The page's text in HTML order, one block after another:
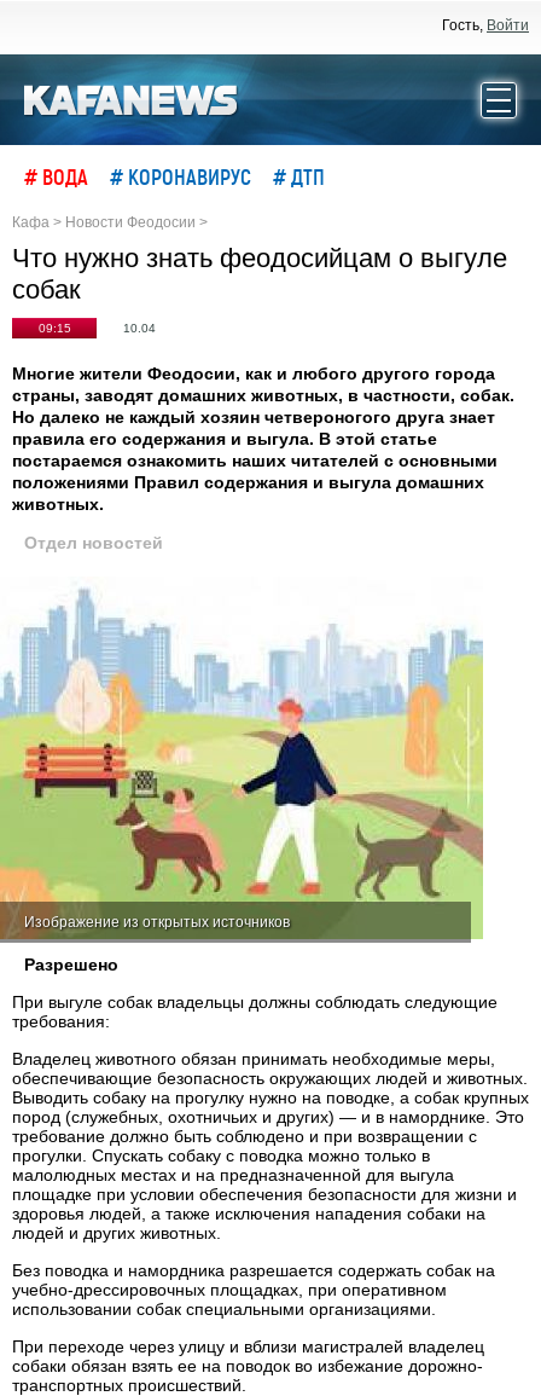
Гость, Войти
# ВОДА # КОРОНАВИРУС # ДТП
Кафа > Новости Феодосии >
Что нужно знать феодосийцам о выгуле
собак
09:15 10.04
Многие жители Феодосии, как и любого другого города
страны, заводят домашних животных, в частности, собак.
Но далеко не каждый хозяин четвероногого друга знает
правила его содержания и выгула. В этой статье
постараемся ознакомить наших читателей с основными
положениями Правил содержания и выгула домашних
животных.
Отдел новостей
Изображение из открытых источников
Разрешено
При выгуле собак владельцы должны соблюдать следующие
требования:
Владелец животного обязан принимать необходимые меры,
обеспечивающие безопасность окружающих людей и животных.
Выводить собаку на прогулку нужно на поводке, а собак крупных
пород (служебных, охотничьих и других) — и в наморднике. Это
требование должно быть соблюдено и при возвращении с
прогулки. Спускать собаку с поводка можно только в
малолюдных местах и на предназначенной для выгула
площадке при условии обеспечения безопасности для жизни и
здоровья людей, а также исключения нападения собаки на
людей и других животных.
Без поводка и намордника разрешается содержать собак на
учебно-дрессировочных площадках, при оперативном
использовании собак специальными организациями.
При переходе через улицу и вблизи магистралей владелец
собаки обязан взять ее на поводок во избежание дорожно-
транспортных происшествий.